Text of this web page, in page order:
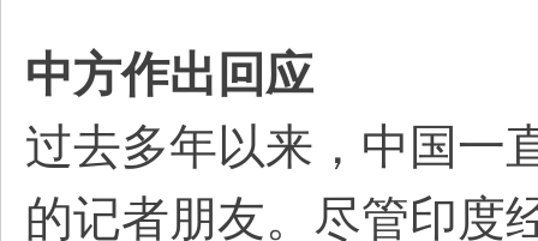
中方作出回应
过去多年以来，中国一
的记者朋友。尽管印度